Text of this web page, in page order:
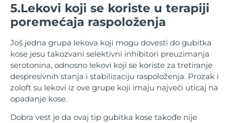
5.Lekovi koji se koriste u terapiji
poremećaja raspoloženja
Još jedna grupa lekova koji mogu dovesti do gubitka
kose jesu takozvani selektivni inhibitori preuzimanja
serotonina, odnosno lekovi koji se koriste za tretiranje
despresivnih stanja i stabilizaciju raspoloženja. Prozak i
zoloft su lekovi iz ove grupe koji imaju najveći uticaj na
opadanje kose.
Dobra vest je da ovaj tip gubitka kose takođe nije